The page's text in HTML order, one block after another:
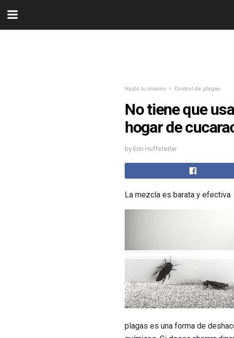
Hazlo tu mismo Control de plagas
No tiene que
hogar de
by Erin Huffstetler
La mezcla es barata y efectiva
plagas es una forma de